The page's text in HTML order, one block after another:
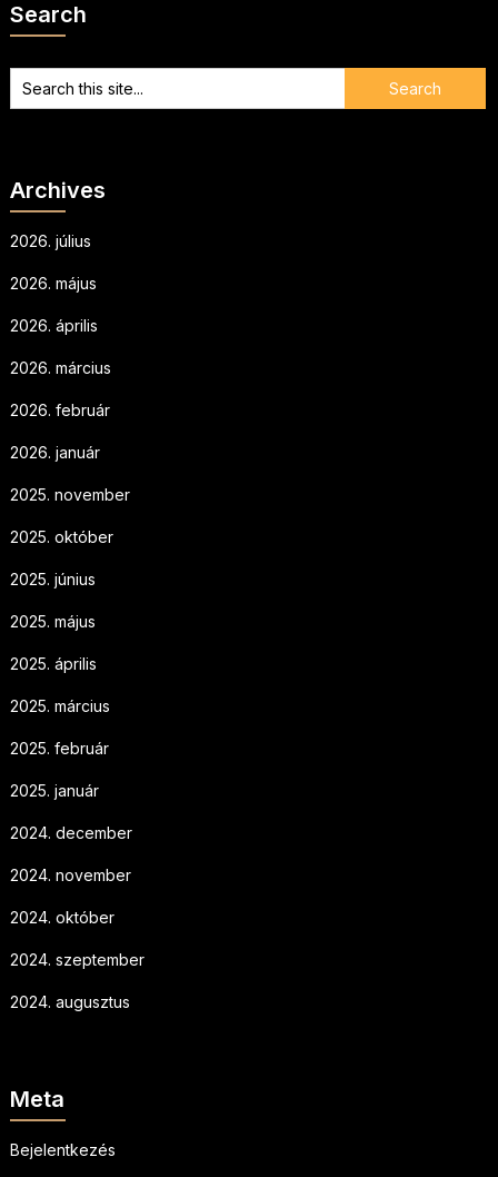
Search
Archives
2026. július
2026. május
2026. április
2026. március
2026. február
2026. január
2025. november
2025. október
2025. június
2025. május
2025. április
2025. március
2025. február
2025. január
2024. december
2024. november
2024. október
2024. szeptember
2024. augusztus
Meta
Bejelentkezés